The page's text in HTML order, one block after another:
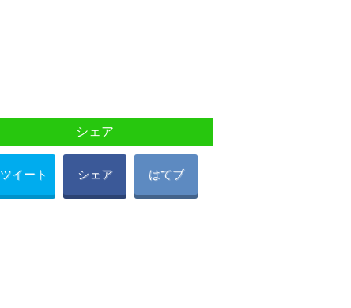
シェア
ツイート シェア はてブ